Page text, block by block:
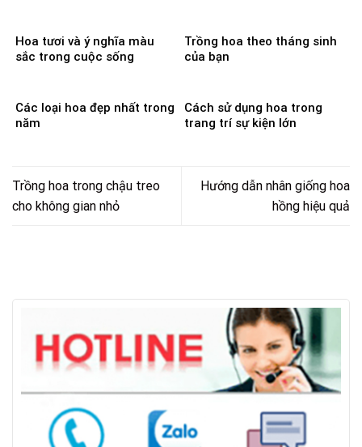
Hoa tươi và ý nghĩa màu
sắc trong cuộc sống
Trồng hoa theo tháng sinh
của bạn
Các loại hoa đẹp nhất trong
năm
Cách sử dụng hoa trong
trang trí sự kiện lớn
Trồng hoa trong chậu treo
cho không gian nhỏ
Hướng dẫn nhân giống hoa
hồng hiệu quả